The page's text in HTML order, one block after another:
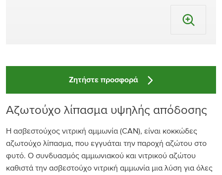
Ζητήστε προσφορά
Aζωτούχο λίπασμα υψηλής απόδοσης
Η ασβεστούχος νιτρική αμμωνία (CAN), είναι κοκκώδες
αζωτούχο λίπασμα, που εγγυάται την παροχή αζώτου στο
φυτό. Ο συνδυασμός αμμωνιακού και νιτρικού αζώτου
καθιστά την ασβεστούχο νιτρική αμμωνία μια λύση για όλες